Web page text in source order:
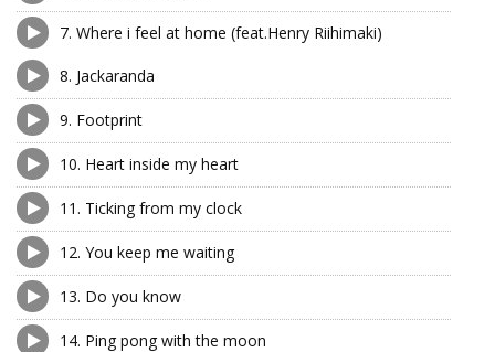
7. Where i feel at home (feat.Henry Riihimaki)
8. Jackaranda
9. Footprint
10. Heart inside my heart
11. Ticking from my clock
12. You keep me waiting
13. Do you know
14. Ping pong with the moon